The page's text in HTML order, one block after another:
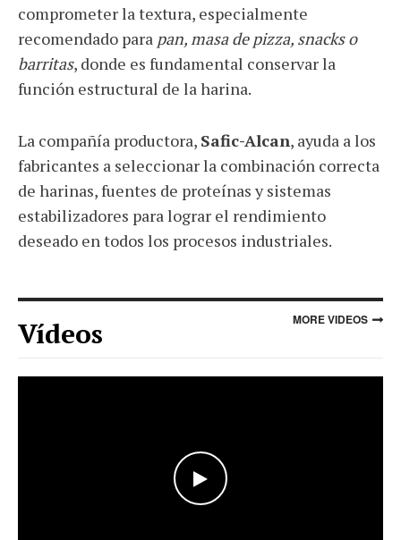
comprometer la textura, especialmente
recomendado para pan, masa de pizza, snacks o
barritas, donde es fundamental conservar la
función estructural de la harina.
La compañía productora, Safic-Alcan, ayuda a los
fabricantes a seleccionar la combinación correcta
de harinas, fuentes de proteínas y sistemas
estabilizadores para lograr el rendimiento
deseado en todos los procesos industriales.
Vídeos MORE VIDEOS
WATCH THE VIDEO